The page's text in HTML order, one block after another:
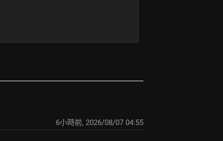
6小時前, 2026/08/07 04:55